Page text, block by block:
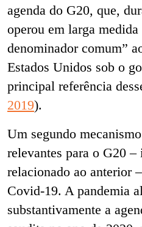
agenda do G20, que,
operou em larga
denominador comum”
Estados Unidos sob o
principal referência
2019).
Um segundo
relevantes para o G20 –
relacionado ao anterior
Covid-19. A pandemia
substantivamente a